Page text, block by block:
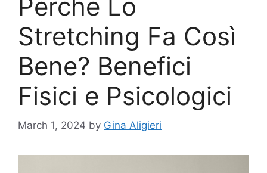
Perché Lo
Stretching Fa Così
Bene? Benefici
Fisici e Psicologici
March 1, 2024 by Gina Aligieri